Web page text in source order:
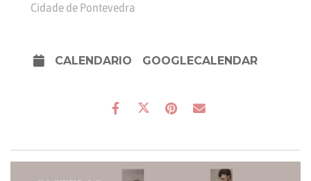
Cidade de Pontevedra
CALENDARIO GOOGLECALENDAR